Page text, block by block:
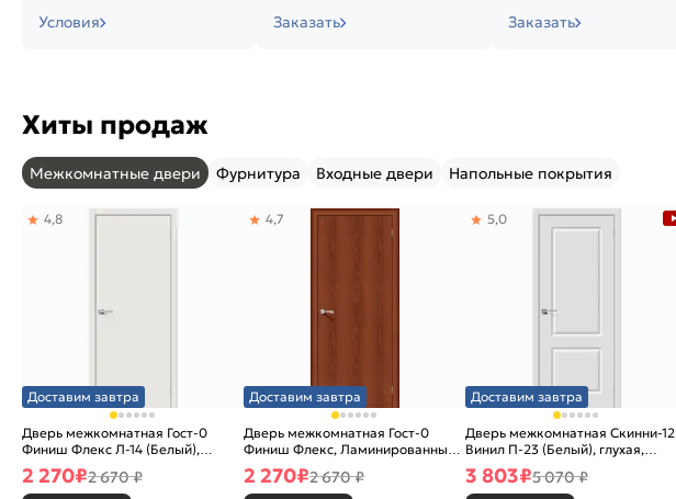
Условия Заказать Заказать
Хиты продаж
Межкомнатные двери Фурнитура Входные двери Напольные покрытия
Доставим завтра
Дверь межкомнатная Гост-0
Финиш Флекс Л-14 (Белый),
глухая, каркасно-щитовая
4,8
2 270₽2 670 ₽
Доставим завтра
Дверь межкомнатная Гост-0
Финиш Флекс, Ламинированные
Л-11 (ИталОрех), глухая,
каркасно-щитовая
4,7
2 270₽2 670 ₽
Доставим завтра
Дверь межкомнатная Скинни-12
Винил П-23 (Белый), глухая,
скиновая
5,0
3 803₽5 070 ₽